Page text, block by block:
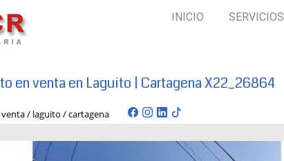
INICIO SERVICIOS
en venta en Laguito | Cartagena X22_26864
venta / laguito / cartagena